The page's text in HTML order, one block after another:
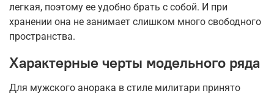
легкая, поэтому ее удобно брать с собой. И при
хранении она не занимает слишком много свободного
пространства.
Характерные черты модельного ряда
Для мужского анорака в стиле милитари принято